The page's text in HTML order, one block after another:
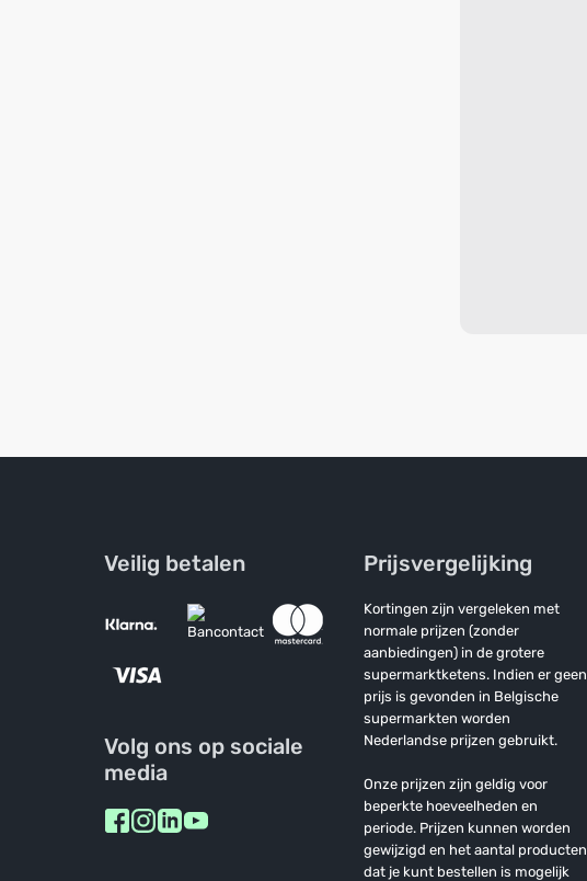
Veilig betalen
Volg ons op sociale
media
Prijsvergelijking
Kortingen zijn vergeleken met
normale prijzen (zonder
aanbiedingen) in de grotere
supermarktketens. Indien er geen
prijs is gevonden in Belgische
supermarkten worden
Nederlandse prijzen gebruikt.
Onze prijzen zijn geldig voor
beperkte hoeveelheden en
periode. Prijzen kunnen worden
gewijzigd en het aantal producten
dat je kunt bestellen is mogelijk